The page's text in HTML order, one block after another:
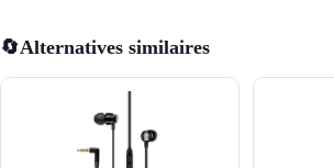
🔄Alternatives similaires